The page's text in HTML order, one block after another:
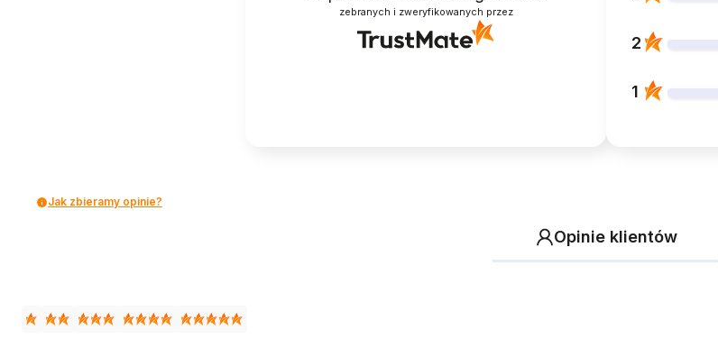
zebranych i zweryfikowanych przez
2
1
Jak zbieramy opinie?
Opinie klientów